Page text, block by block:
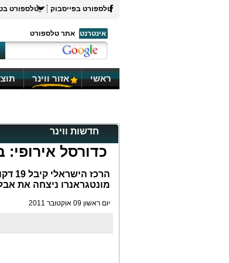
טלספורט בפייסבוק טלספורט
אינטרנט
אתר טלספורט
ראשי אזור ווינר
חדשות ווינר
כדורסל אירופי:
מונטגראנרו ניצחה את אבלינו
יום ראשון 09 אוקטובר 2011